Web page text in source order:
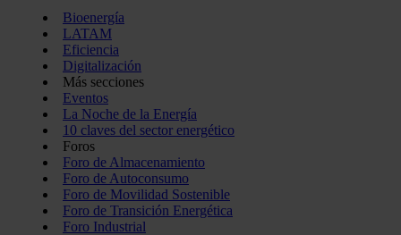
Bioenergía
LATAM
Eficiencia
Digitalización
Más secciones
Eventos
La Noche de la Energía
10 claves del sector energético
Foros
Foro de Almacenamiento
Foro de Autoconsumo
Foro de Movilidad Sostenible
Foro de Transición Energética
Foro Industrial